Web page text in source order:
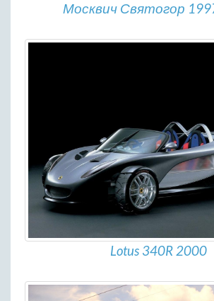
Москвич Святогор
Lotus 340R 2000